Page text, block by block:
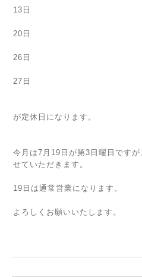
13日
20日
26日
27日
が定休日になります。
今月は7月19日が第3日曜日です
せていただきます。
19日は通常営業になります。
よろしくお願いいたします。